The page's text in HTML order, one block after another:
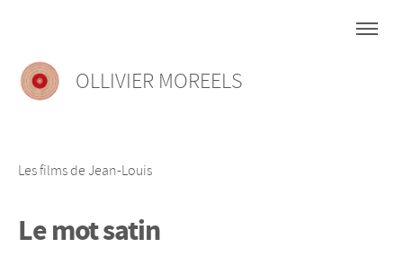
OLLIVIER MOREELS
Les films de Jean-Louis
Le mot satin